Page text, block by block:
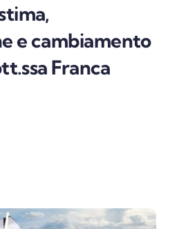
e cambiamento
Franca